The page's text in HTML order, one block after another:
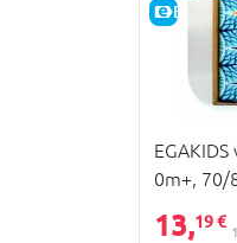
E-KAINA
0m+, 70/
13,19 €